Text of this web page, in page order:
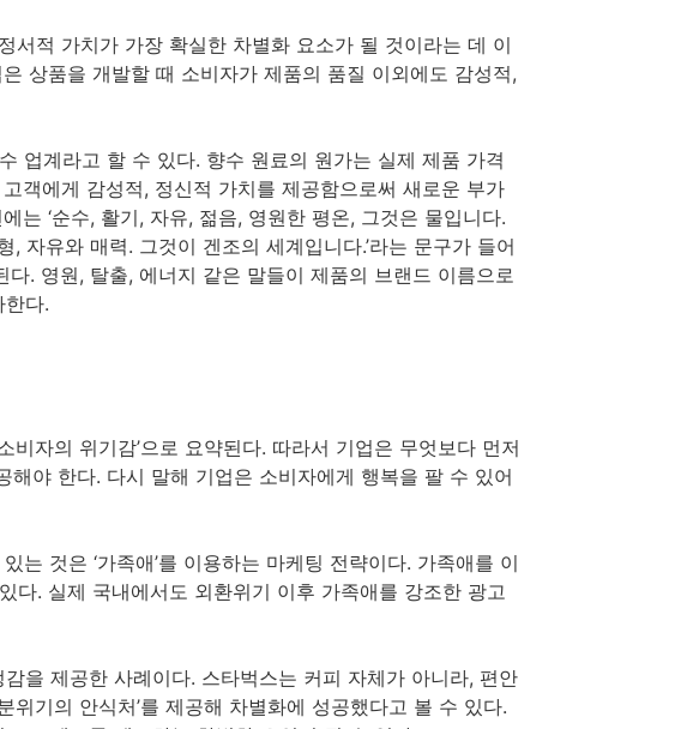
서적 가치가 가장 확실한 차별화 요소가 될 것이라는 데 이
상품을 개발할 때 소비자가 제품의 품질 이외에도 감성적,
업계라고 할 수 있다. 향수 원료의 원가는 실제 제품 가격
객에게 감성적, 정신적 가치를 제공함으로써 새로운 부가
는 ‘순수, 활기, 자유, 젊음, 영원한 평온, 그것은 물입니다.
자유와 매력. 그것이 겐조의 세계입니다.’라는 문구가 들어
. 영원, 탈출, 에너지 같은 말들이 제품의 브랜드 이름으로
다.
비자의 위기감’으로 요약된다. 따라서 기업은 무엇보다 먼저
해야 한다. 다시 말해 기업은 소비자에게 행복을 팔 수 있어
는 것은 ‘가족애’를 이용하는 마케팅 전략이다. 가족애를 이
다. 실제 국내에서도 외환위기 이후 가족애를 강조한 광고
을 제공한 사례이다. 스타벅스는 커피 자체가 아니라, 편안
위기의 안식처’를 제공해 차별화에 성공했다고 볼 수 있다.